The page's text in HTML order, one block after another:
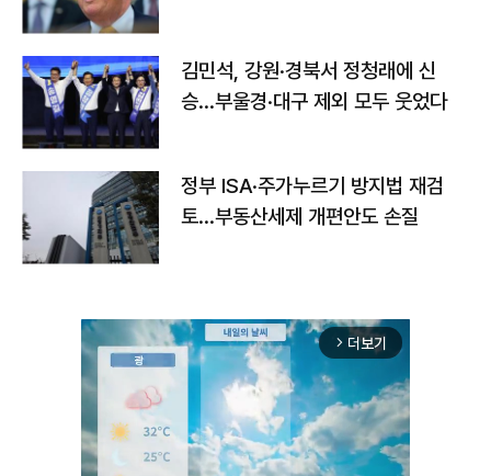
김민석, 강원·경북서 정청래에 신
승…부울경·대구 제외 모두 웃었다
정부 ISA·주가누르기 방지법 재검
토…부동산세제 개편안도 손질
arrow_forward_ios 더보기